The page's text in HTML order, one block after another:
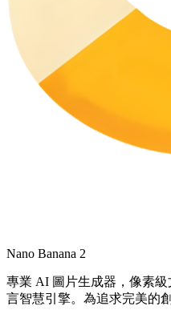
Nano Banana 2
專業 AI 圖片生成器，像素
言智慧引擎。為追求完美的